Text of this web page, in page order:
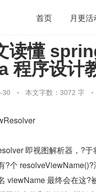
首页 月更活
架构
队管理 程序员
读懂
程序设计
30 本文字数：3072 字
即视图解析器，?
?个
viewName 最终会在这?